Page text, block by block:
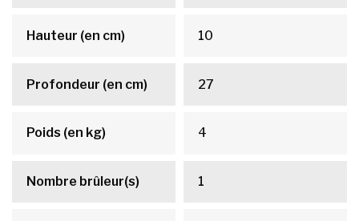
Hauteur (en cm) 10
Profondeur (en cm) 27
Poids (en kg) 4
Nombre brûleur(s) 1